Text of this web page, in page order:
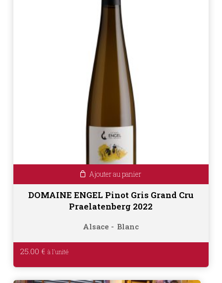
Ajouter au panier
DOMAINE ENGEL Pinot Gris Grand Cru
Praelatenberg 2022
Alsace Blanc
25.00 €